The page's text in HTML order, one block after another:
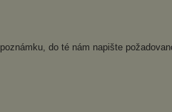
do té nám napište